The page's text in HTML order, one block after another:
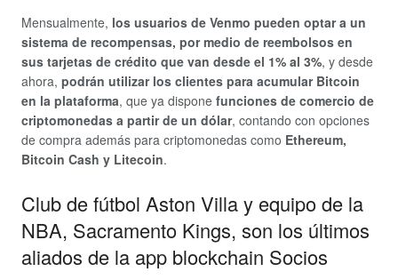
Mensualmente, los usuarios de Venmo pueden optar a un
sistema de recompensas, por medio de reembolsos en
sus tarjetas de crédito que van desde el 1% al 3%, y desde
ahora, podrán utilizar los clientes para acumular Bitcoin
en la plataforma, que ya dispone funciones de comercio de
criptomonedas a partir de un dólar, contando con opciones
de compra además para criptomonedas como Ethereum,
Bitcoin Cash y Litecoin.
Club de fútbol Aston Villa y equipo de la
NBA, Sacramento Kings, son los últimos
aliados de la app blockchain Socios